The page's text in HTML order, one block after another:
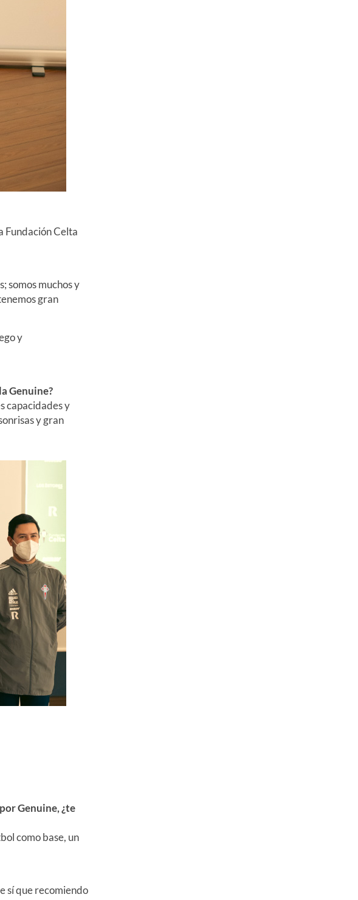
Fundación Celta
somos muchos y
gran
y
Genuine?
capacidades y
y gran
Genuine, ¿te
como base, un
sí que recomiendo